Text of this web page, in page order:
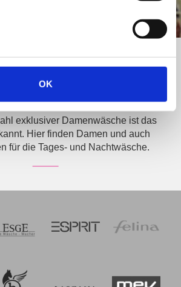
OK
UND
exklusiver Damenwäsche ist das
Hier finden Damen und auch
für die Tages- und Nachtwäsche.